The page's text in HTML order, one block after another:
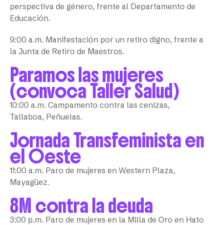
perspectiva de género, frente al Departamento de
Educación.
9:00 a.m. Manifestación por un retiro digno, frente a
la Junta de Retiro de Maestros.
Paramos las mujeres
(convoca Taller Salud)
10:00 a.m. Campamento contra las cenizas,
Tallaboa, Peñuelas.
Jornada Transfeminista en
el Oeste
11:00 a.m. Paro de mujeres en Western Plaza,
Mayagüez.
8M contra la deuda
3:00 p.m. Paro de mujeres en la Milla de Oro en Hato